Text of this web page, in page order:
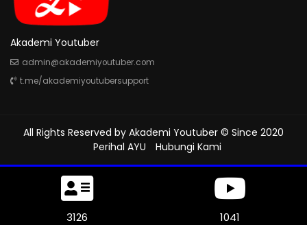
Akademi Youtuber
admin@akademiyoutuber.com
t.me/akademiyoutubersupport
All Rights Reserved by Akademi Youtuber © Since 2020
Perihal AYU
Hubungi Kami
3447 1149